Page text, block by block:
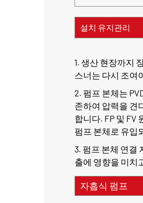
설치 유지관리
1. 생산 현장까지
스너는 다시 조여
2. 펌프 본체는
존하여 압력을 견
합니다. FP 및 FV
펌프 본체로 유입
3. 펌프 본체 연결
출에 영향을 미치
자흡식 펌프